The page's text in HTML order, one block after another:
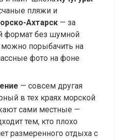
пляжи и
Ахтарск — за
формат без шумной
можно порыбачить на
фото на фоне
— совсем другая
в тех краях морской
сами местные —
тем, кто плохо
размеренного отдыха с